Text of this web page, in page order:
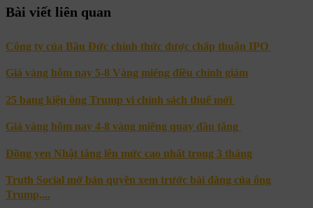
Bài viết liên quan
Công ty của Bầu Đức chính thức được chấp thuận IPO
Giá vàng hôm nay 5-8 Vàng miếng điều chỉnh giảm
25 bang kiện ông Trump vì chính sách thuế mới
Giá vàng hôm nay 4-8 vàng miếng quay đầu tăng
Đồng yen Nhật tăng lên mức cao nhất trong 3 tháng
Truth Social mở bán quyền xem trước bài đăng của ông
Trump,...